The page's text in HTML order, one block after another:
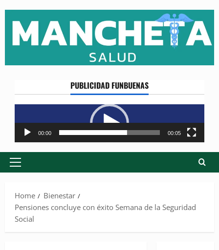
content
PUBLICIDAD FUNBUENAS
Reproductor
de
vídeo
00:00 00:05
Primary
Home
Bienestar
Pensiones concluye con éxito Semana de la Seguridad
Social